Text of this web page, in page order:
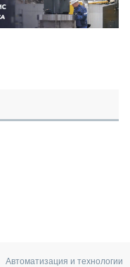
Автоматизация и технологии